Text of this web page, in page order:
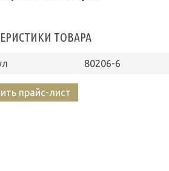
ТОВАРА
80206-6
прайс-лист